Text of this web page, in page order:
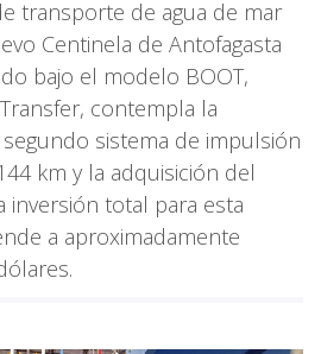
transporte de agua de mar
Centinela de Antofagasta
bajo el modelo BOOT,
contempla la
sistema de impulsión
km y la adquisición del
inversión total para esta
a aproximadamente